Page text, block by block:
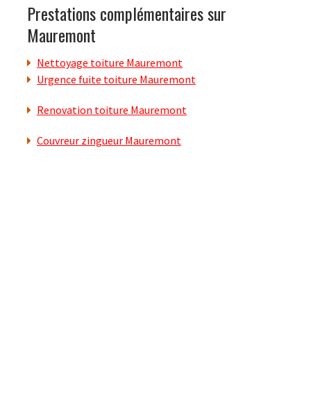
Prestations complémentaires sur
Mauremont
Nettoyage toiture Mauremont
Urgence fuite toiture Mauremont
Renovation toiture Mauremont
Couvreur zingueur Mauremont